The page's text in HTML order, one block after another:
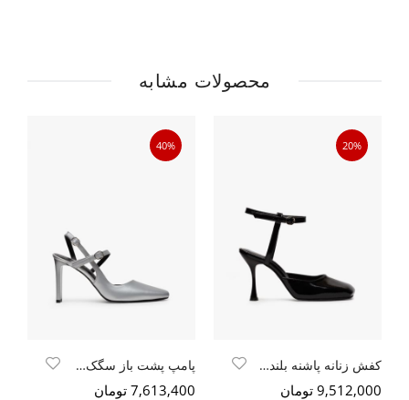
محصولات مشابه
20%
کفش زنانه پاشنه بلند دهانه اریب
9,512,000 تومان
40%
پامپ پشت باز سگک دار پاشنه کتابی
7,613,400 تومان